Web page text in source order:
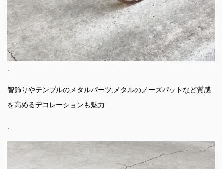
智飾りやテンプルのメタルパーツ,メタルのノーズパットなど質感
を高めるデコレーションも魅力